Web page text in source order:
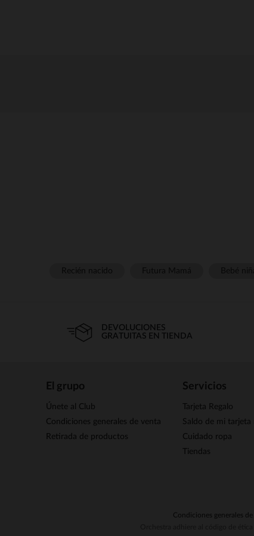
DEVOLUCIONES
GRATUITAS EN TIENDA
El grupo
Únete al Club
Condiciones generales de venta
Retirada de productos
Servicios
Tarjeta Regalo
Saldo de mi tarjeta
Cuidado ropa
Tiendas
Condiciones generales de